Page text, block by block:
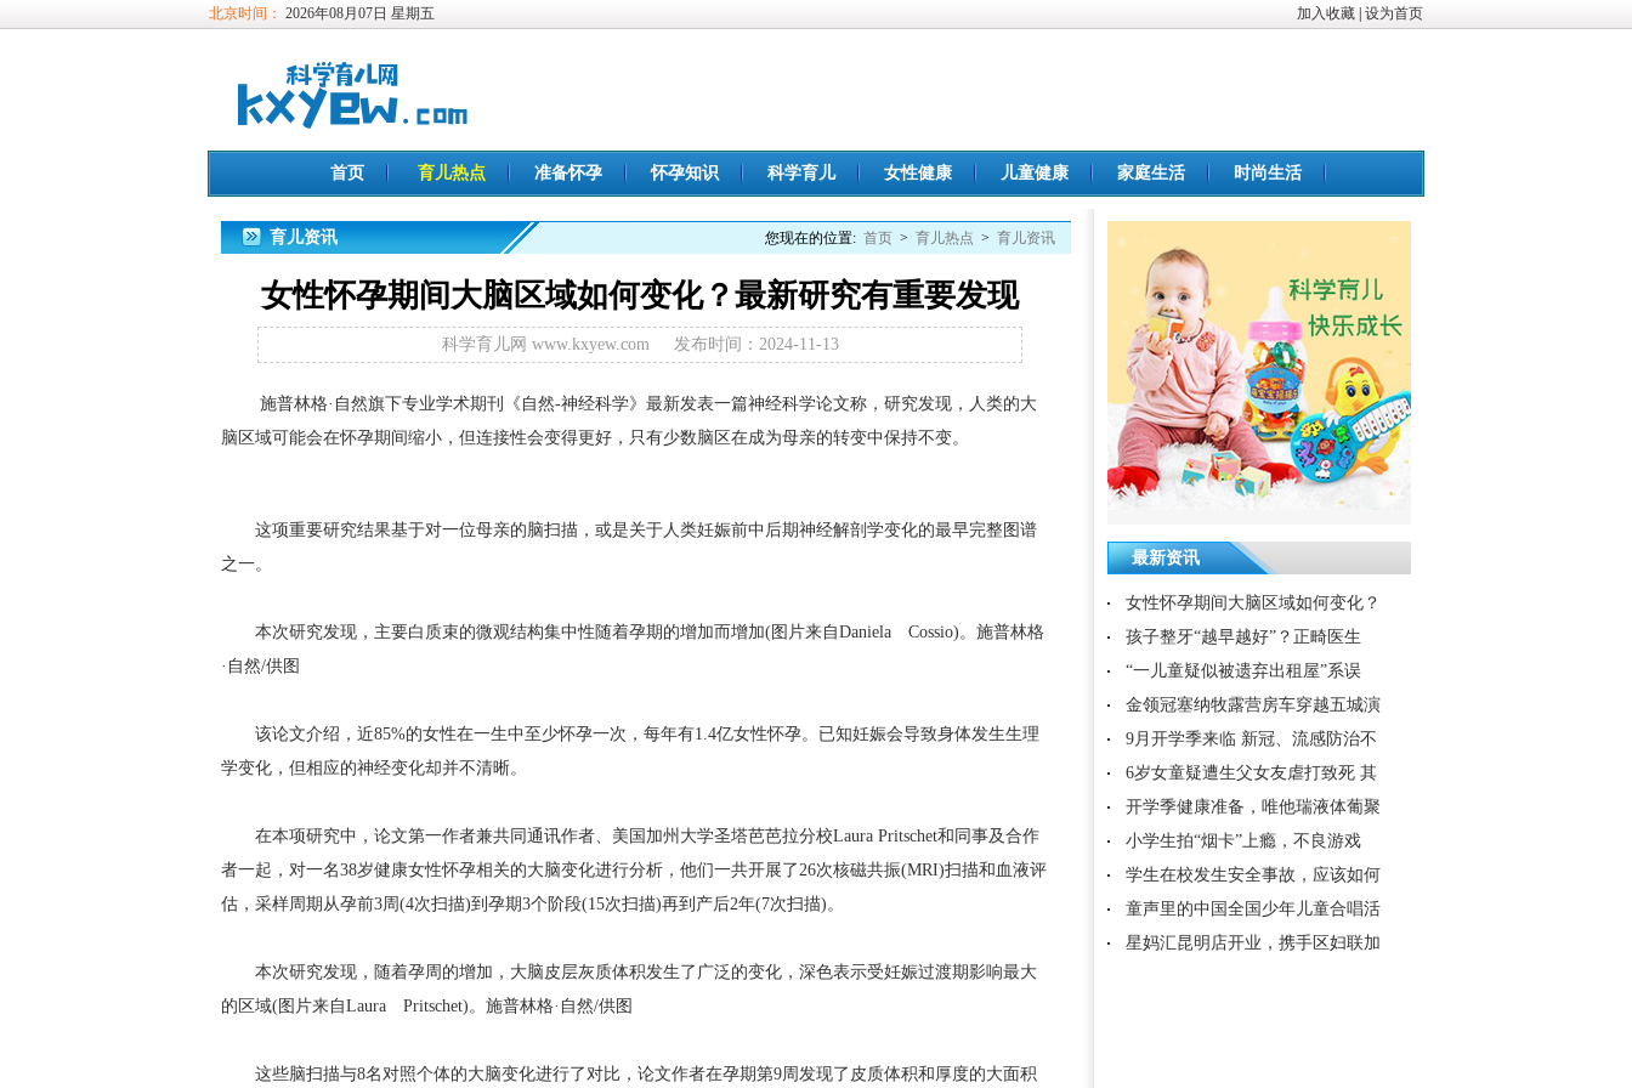
加入收藏 设为首页
北京时间： 2026年08月07日 星期五
首页 育儿热点 准备怀孕 怀孕知识 科学育儿 女性健康 儿童健康 家庭生活 时尚生活
最新资讯
女性怀孕期间大脑区域如何变化？
孩子整牙“越早越好”？正畸医生
“一儿童疑似被遗弃出租屋”系误
金领冠塞纳牧露营房车穿越五城演
9月开学季来临 新冠、流感防治不
6岁女童疑遭生父女友虐打致死 其
开学季健康准备，唯他瑞液体葡聚
小学生拍“烟卡”上瘾，不良游戏
学生在校发生安全事故，应该如何
童声里的中国全国少年儿童合唱活
星妈汇昆明店开业，携手区妇联加
您现在的位置: 首页 > 育儿热点 > 育儿资讯
育儿资讯
女性怀孕期间大脑区域如何变化？最新研究有重要发现
科学育儿网 www.kxyew.com 发布时间：2024-11-13
施普林格·自然旗下专业学术期刊《自然-神经科学》最新发表一篇神经科学论文称，研究发现，人类的大
脑区域可能会在怀孕期间缩小，但连接性会变得更好，只有少数脑区在成为母亲的转变中保持不变。
这项重要研究结果基于对一位母亲的脑扫描，或是关于人类妊娠前中后期神经解剖学变化的最早完整图谱
之一。
本次研究发现，主要白质束的微观结构集中性随着孕期的增加而增加(图片来自Daniela Cossio)。施普林格
·自然/供图
该论文介绍，近85%的女性在一生中至少怀孕一次，每年有1.4亿女性怀孕。已知妊娠会导致身体发生生理
学变化，但相应的神经变化却并不清晰。
在本项研究中，论文第一作者兼共同通讯作者、美国加州大学圣塔芭芭拉分校Laura Pritschet和同事及合作
者一起，对一名38岁健康女性怀孕相关的大脑变化进行分析，他们一共开展了26次核磁共振(MRI)扫描和血液评
估，采样周期从孕前3周(4次扫描)到孕期3个阶段(15次扫描)再到产后2年(7次扫描)。
本次研究发现，随着孕周的增加，大脑皮层灰质体积发生了广泛的变化，深色表示受妊娠过渡期影响最大
的区域(图片来自Laura Pritschet)。施普林格·自然/供图
这些脑扫描与8名对照个体的大脑变化进行了对比，论文作者在孕期第9周发现了皮质体积和厚度的大面积